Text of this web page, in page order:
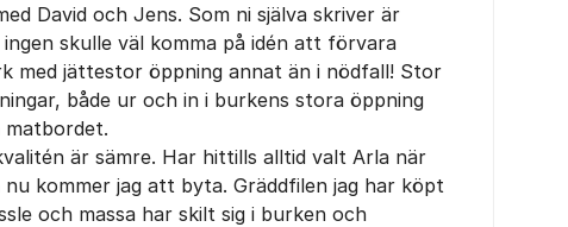
David och Jens. Som ni själva skriver är
skulle väl komma på idén att förvara
med jättestor öppning annat än i nödfall! Stor
både ur och in i burkens stora öppning
matbordet.
är sämre. Har hittills alltid valt Arla när
kommer jag att byta. Gräddfilen jag har köpt
och massa har skilt sig i burken och